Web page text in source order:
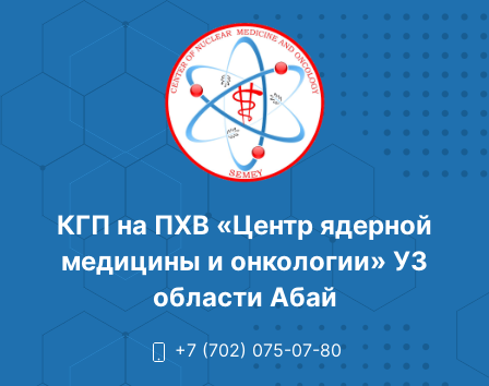
КГП на ПХВ «Центр ядерной
медицины и онкологии» УЗ
области Абай
+7 (702) 075-07-80